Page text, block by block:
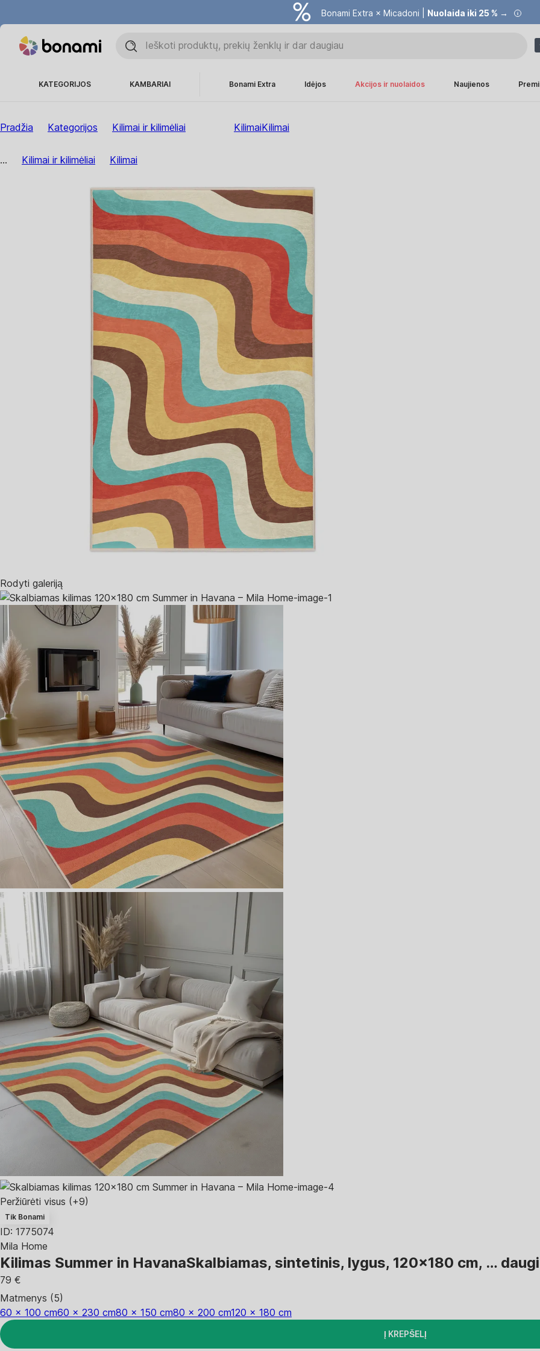
Bonami Extra × Micadoni | Nuolaida iki 25 % →
KATEGORIJOS KAMBARIAI Bonami Extra Idėjos Akcijos ir nuolaidos Naujienos
Pradžia Kategorijos Kilimai ir kilimėliai KilimaiKilimai
... Kilimai ir kilimėliai Kilimai
Rodyti galeriją
Peržiūrėti visus (+9)
Tik Bonami
ID: 1775074
Mila Home
Kilimas Summer in HavanaSkalbiamas, sintetinis, lygus, 120x180 cm, …
79 €
Matmenys (5)
60 x 100 cm60 x 230 cm80 x 150 cm80 x 200 cm120 x 180 cm
Į KREPŠELĮ